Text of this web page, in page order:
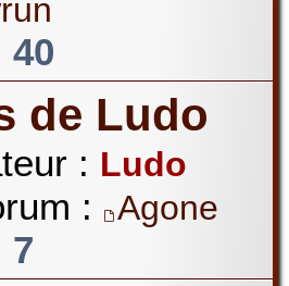
40
de Ludo
: Ludo
: Agone
7